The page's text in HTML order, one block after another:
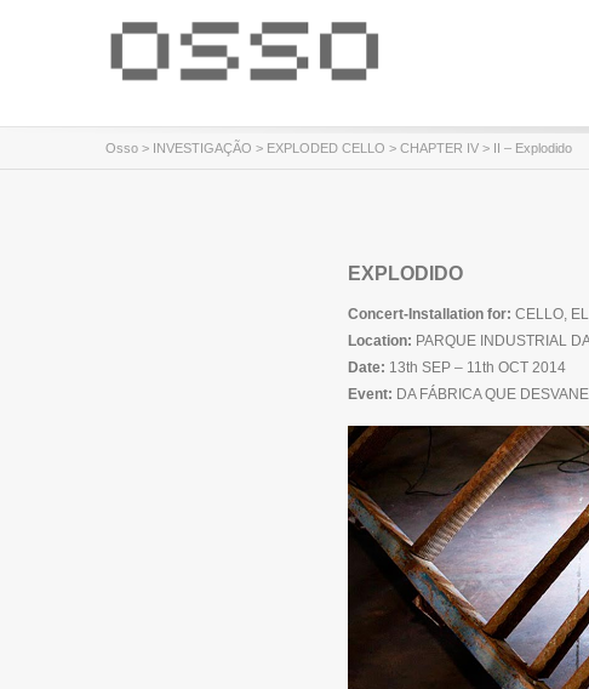
Osso > INVESTIGAÇÃO > EXPLODED CELLO > CHAPTER IV > II – Explodido
EXPLODIDO
Concert-Installation for: CELLO,
Location: PARQUE INDUSTRIAL
Date: 13th SEP – 11th OCT 2014
Event: DA FÁBRICA QUE